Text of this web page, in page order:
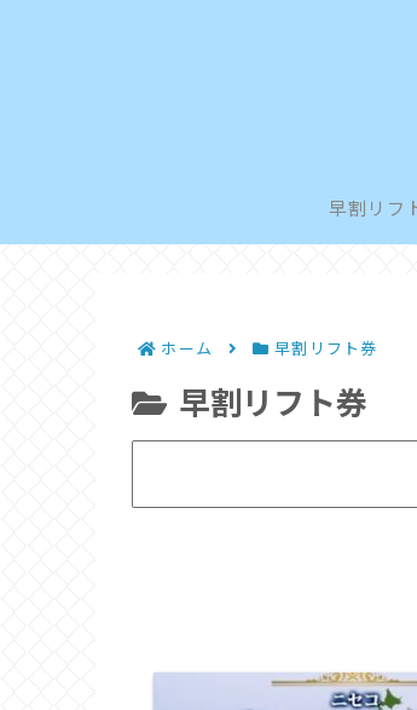
早割リフ
ホーム 早割リフト券
早割リフト券